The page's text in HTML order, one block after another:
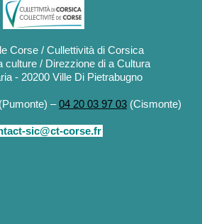
Corse / Cullettività di Corsica
culture / Direzzione di a Cultura
- 20200 Ville Di Pietrabugno
(Pumonte) –04 20 03 97 03 (Cismonte)
sic@ct-corse.fr